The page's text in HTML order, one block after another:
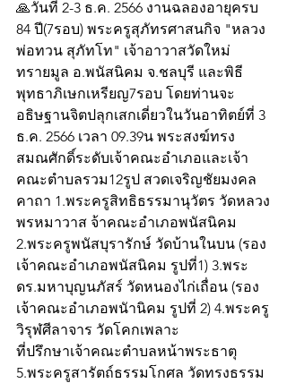
🙏วันที่ 2-3 ธ.ค. 2566 งานฉลองอายุครบ
84 ปี(7รอบ) พระครูสุภัทรศาสนกิจ "หลวง
พ่อทวน สุภัทโท" เจ้าอาวาสวัดใหม่
ทรายมูล อ.พนัสนิคม จ.ชลบุรี และพิธี
พุทธาภิเษกเหรียญ7รอบ โดยท่านจะ
อธิษฐานจิตปลุกเสกเดี่ยวในวันอาทิตย์ที่ 3
ธ.ค. 2566 เวลา 09.39น พระสงฆ์ทรง
สมณศักดิ์ระดับเจ้าคณะอำเภอและเจ้า
คณะตำบลรวม12รูป สวดเจริญชัยมงคล
คาถา 1.พระครูสิทธิธรรมานุวัตร วัดหลวง
พรหมาวาส จ้าคณะอำเภอพนัสนิคม
2.พระครูพนัสบุรารักษ์ วัดบ้านในบน (รอง
เจ้าคณะอำเภอพนัสนิคม รูปที่1) 3.พระ
ดร.มหาบุญนภัสร์ วัดหนองไก่เถื่อน (รอง
เจ้าคณะอำเภอพนัานิคม รูปที่ 2) 4.พระครู
วิรุฬศีลาจาร วัดโคกเพลาะ
ที่ปรึกษาเจ้าคณะตำบลหน้าพระธาตุ
5.พระครูสารัตถ์ธรรมโกศล วัดทรงธรรม